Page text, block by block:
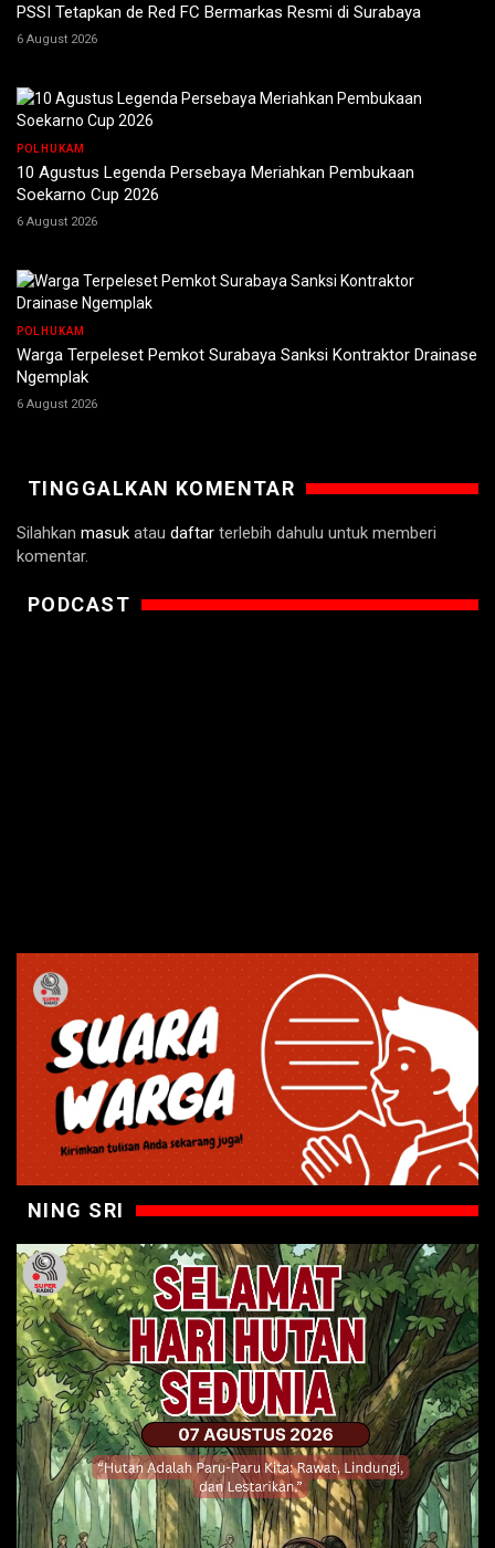
PSSI Tetapkan de Red FC Bermarkas Resmi di Surabaya
6 August 2026
POLHUKAM
10 Agustus Legenda Persebaya Meriahkan Pembukaan
Soekarno Cup 2026
6 August 2026
POLHUKAM
Warga Terpeleset Pemkot Surabaya Sanksi Kontraktor Drainase
Ngemplak
6 August 2026
TINGGALKAN KOMENTAR
Silahkan masuk atau daftar terlebih dahulu untuk memberi
komentar.
PODCAST
NING SRI